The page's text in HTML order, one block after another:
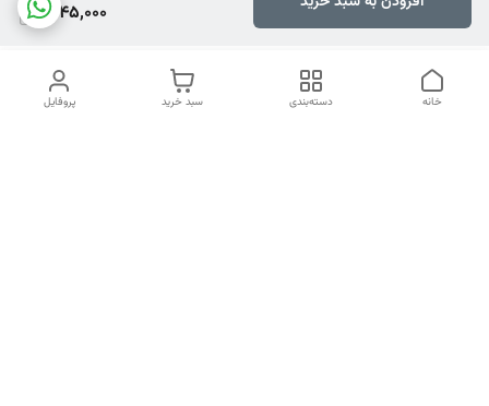
1,045,000
پروفایل سبد خرید دسته‌بندی خانه